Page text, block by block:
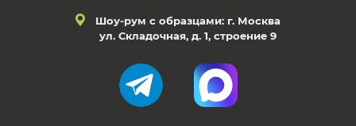
Шоу-рум с образцами: г. Москва
ул. Складочная, д. 1, строение 9